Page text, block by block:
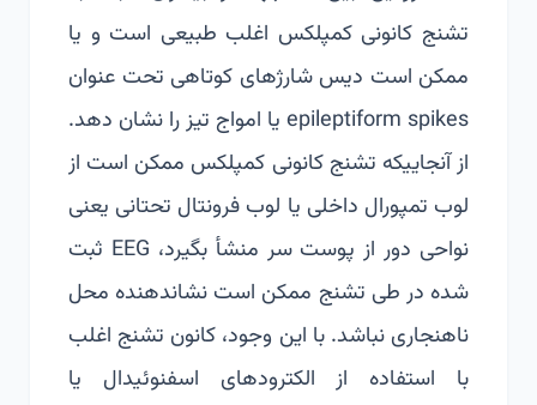
تشنج کانونی کمپلکس اغلب طبیعی است و یا
ممکن است دیس شارژهای کوتاهی تحت عنوان
epileptiform spikes یا امواج تیز را نشان دهد.
از آنجاییکه تشنج کانونی کمپلکس ممکن است از
لوب تمپورال داخلی یا لوب فرونتال تحتانی یعنی
نواحی دور از پوست سر منشأ بگیرد، EEG ثبت
شده در طی تشنج ممکن است نشاندهنده محل
ناهنجاری نباشد. با این وجود، کانون تشنج اغلب
با استفاده از الکترودهای اسفنوئیدال یا